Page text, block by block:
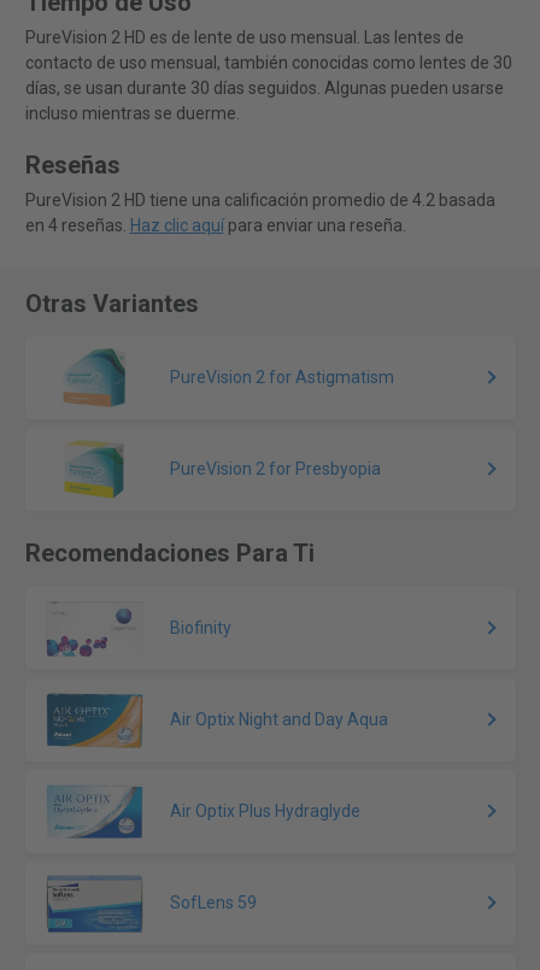
PureVision 2 HD es de lente de uso mensual. Las lentes de
contacto de uso mensual, también conocidas como lentes de 30
días, se usan durante 30 días seguidos. Algunas pueden usarse
incluso mientras se duerme.
Reseñas
PureVision 2 HD tiene una calificación promedio de 4.2 basada
en 4 reseñas. Haz clic aquípara enviar una reseña.
Otras Variantes
PureVision 2 for Astigmatism
PureVision 2 for Presbyopia
Recomendaciones Para Ti
Biofinity
Air Optix Night and Day Aqua
Air Optix Plus Hydraglyde
SofLens 59